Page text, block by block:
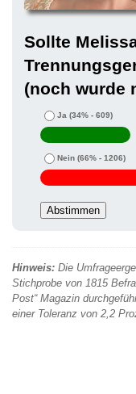
Sollte
(noch wurde
Ja (34% - 609)
Nein (66% - 1206)
Hinweis: Die
Stichprobe von 1815
Post“ Magazin
einer Toleranz von 2,2